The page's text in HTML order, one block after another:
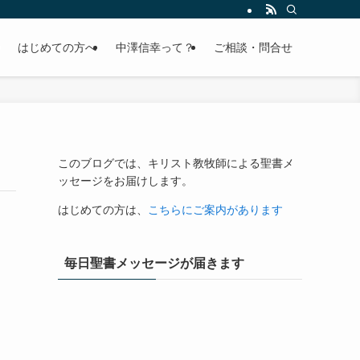
はじめての方へ 中澤信幸って？ ご相談・問合せ
このブログでは、キリスト教牧師による聖書メ
ッセージをお届けします。
はじめての方は、 こちらにご案内があります
毎日聖書メッセージが届きます